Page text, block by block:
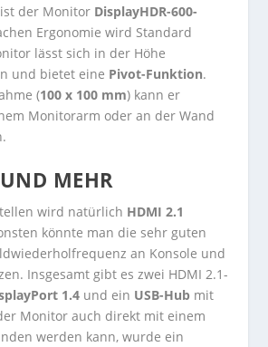
der Monitor DisplayHDR-600-
Ergonomie wird Standard
lässt sich in der Höhe
und bietet eine Pivot-Funktion.
(100 x 100 mm) kann er
Monitorarm oder an der Wand
MEHR
wird natürlich HDMI 2.1
könnte man die sehr guten
an Konsole und
Insgesamt gibt es zwei HDMI 2.1-
1.4 und ein USB-Hub mit
Monitor auch direkt mit einem
werden kann, wurde ein